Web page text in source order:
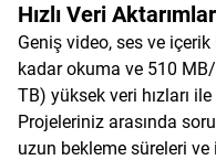
Hızlı Veri
Geniş video, ses ve içerik
kadar okuma ve 510
TB) yüksek veri hızları
Projeleriniz arasında
uzun bekleme süreleri ve